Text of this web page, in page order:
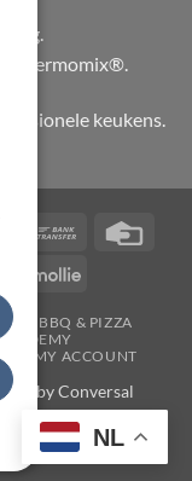
Egg.
Thermomix®.
keukens.
BancontactBank
Maestro Mollie
BBQ & PIZZA
MY ACCOUNT
byConversal
NL